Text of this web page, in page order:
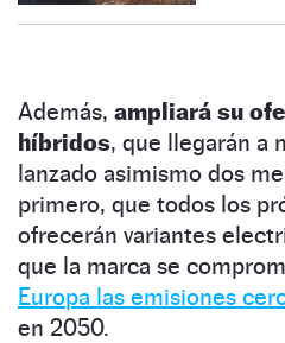
Además, ampliará su
híbridos, que llegarán a
lanzado asimismo dos
primero, que todos los
ofrecerán variantes
que la marca se
Europa las emisiones
en 2050.